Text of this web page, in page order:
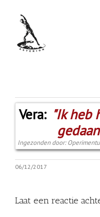
Vera: "Ik heb
Ingezonden door:
06/12/2017
Laat een reactie